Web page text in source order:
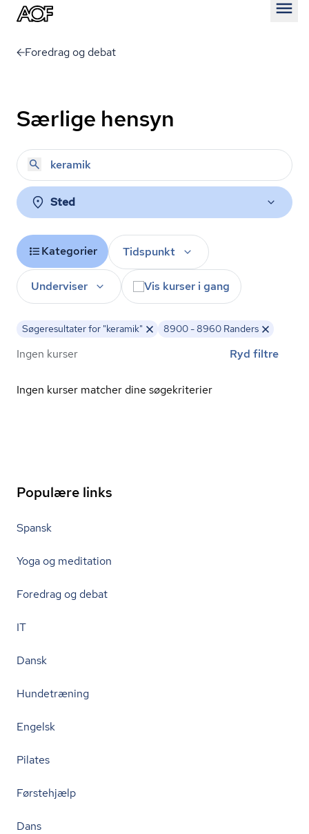
Foredrag og debat
Særlige hensyn
Sted
Kategorier Tidspunkt
Underviser Vis kurser i gang
Søgeresultater for "keramik" 8900 - 8960 Randers
Ingen kurser Ryd filtre
Ingen kurser matcher dine søgekriterier
Populære links
Spansk
Yoga og meditation
Foredrag og debat
IT
Dansk
Hundetræning
Engelsk
Pilates
Førstehjælp
Dans